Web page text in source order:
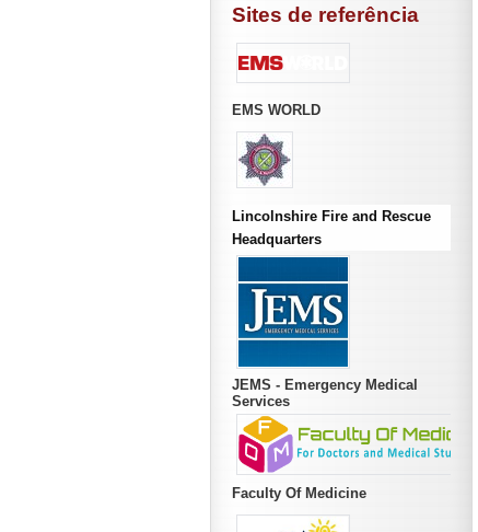
Sites de referência
EMS WORLD
Lincolnshire Fire and Rescue
Headquarters
JEMS - Emergency Medical
Services
Faculty Of Medicine